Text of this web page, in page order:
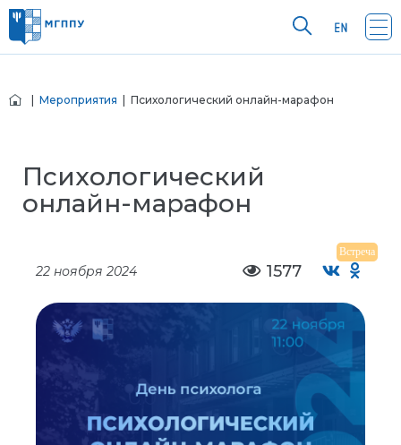
Мероприятия | Психологический онлайн-марафон
Психологический
онлайн-марафон
Встреча
22 ноября 2024 1577